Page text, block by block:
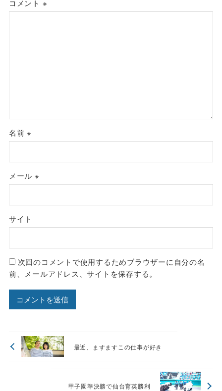
コメント ※
名前※
メール ※
サイト
次回のコメントで使用するためブラウザーに自分の名
前、メールアドレス、サイトを保存する。
最近、ますますこの仕事が好き
甲子園準決勝で仙台育英勝利